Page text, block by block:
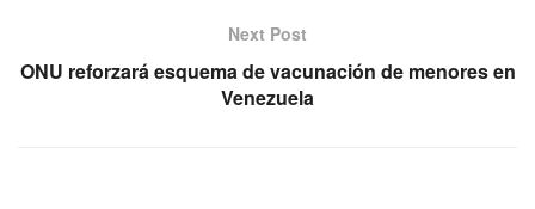
Next Post
ONU reforzará esquema de vacunación de menores en
Venezuela